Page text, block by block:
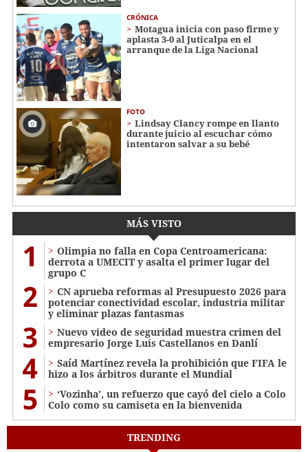
CRÓNICA
Motagua inicia con paso firme y
aplasta 3-0 al Juticalpa en el
arranque de la Liga Nacional
FOTO
Lindsay Clancy rompe en llanto
durante juicio al escuchar cómo
intentaron salvar a su bebé
MÁS VISTO
1
Olimpia no falla en Copa Centroamericana:
derrota a UMECIT y asalta el primer lugar del
grupo C
2
CN aprueba reformas al Presupuesto 2026 para
potenciar conectividad escolar, industria militar
y eliminar plazas fantasmas
3
Nuevo video de seguridad muestra crimen del
empresario Jorge Luis Castellanos en Danlí
4
Saíd Martínez revela la prohibición que FIFA le
hizo a los árbitros durante el Mundial
5
‘Vozinha’, un refuerzo que cayó del cielo a Colo
Colo como su camiseta en la bienvenida
TRENDING